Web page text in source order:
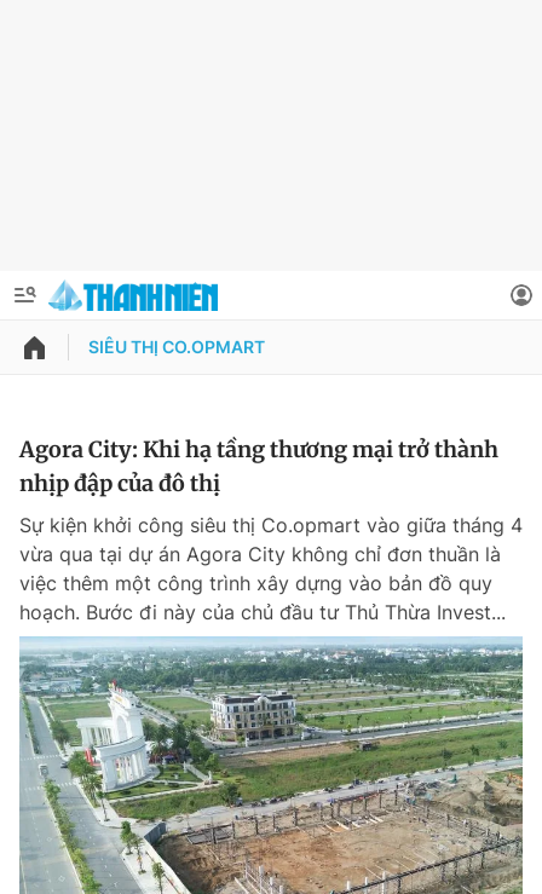
QUẢNG CÁO
Chuyên mục khác
Chào ngày mới Tin 24h
Tin thị trường Tin 360
Video Magazine
Sản phẩm khác
Thông tin tài khoản
Đổi mật khẩu
Tin đã lưu
Tin đã xem
Đăng xuất
SIÊU THỊ CO.OPMART
Agora City: Khi hạ tầng thương mại trở thành
nhịp đập của đô thị
Sự kiện khởi công siêu thị Co.opmart vào giữa tháng 4
vừa qua tại dự án Agora City không chỉ đơn thuần là
việc thêm một công trình xây dựng vào bản đồ quy
hoạch. Bước đi này của chủ đầu tư Thủ Thừa Invest...